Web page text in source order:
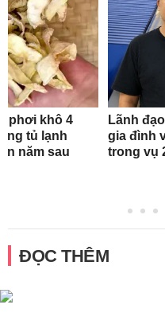
phơi khô 4
tủ lạnh
năm sau
Lãnh
gia đình
trong vụ
ĐỌC THÊM